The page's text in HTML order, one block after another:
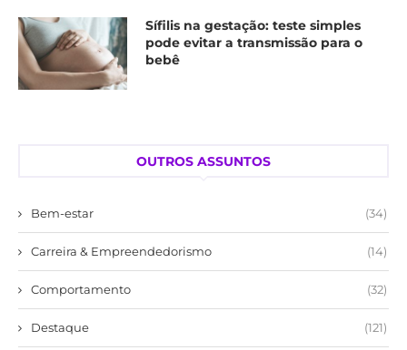
Sífilis na gestação: teste simples
pode evitar a transmissão para o
bebê
OUTROS ASSUNTOS
Bem-estar (34)
Carreira & Empreendedorismo (14)
Comportamento (32)
Destaque (121)